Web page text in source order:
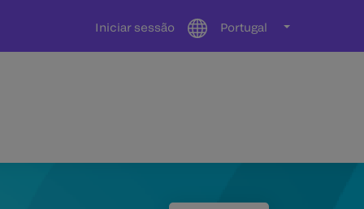
Portugal
Iniciar sessão